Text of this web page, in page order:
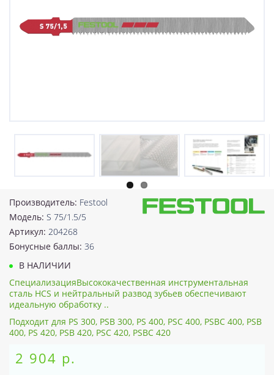
Производитель: Festool
Модель: S 75/1.5/5
Артикул: 204268
Бонусные баллы: 36
В НАЛИЧИИ
СпециализацияВысококачественная инструментальная
сталь HCS и нейтральный развод зубьев обеспечивают
идеальную обработку ..
Подходит для PS 300, PSB 300, PS 400, PSC 400, PSBC 400, PSB
400, PS 420, PSB 420, PSC 420, PSBC 420
2 904 р.